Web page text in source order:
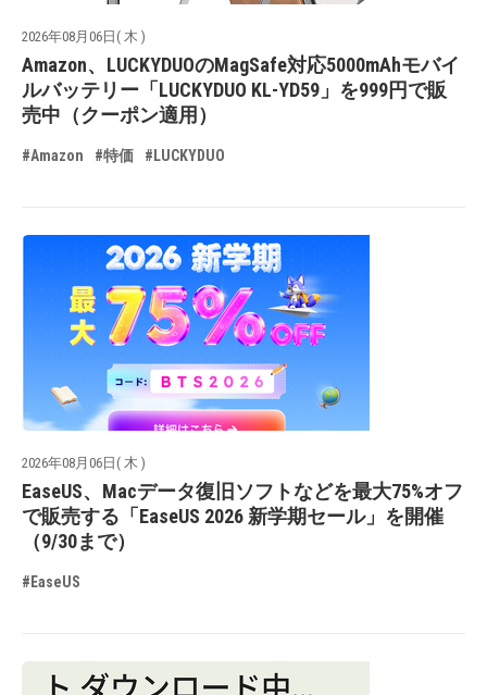
2026年08月06日( 木 )
Amazon、LUCKYDUOのMagSafe対応5000mAhモバイ
ルバッテリー「LUCKYDUO KL-YD59」を999円で販
売中（クーポン適用）
#Amazon #特価 #LUCKYDUO
2026年08月06日( 木 )
EaseUS、Macデータ復旧ソフトなどを最大75%オフ
で販売する「EaseUS 2026 新学期セール」を開催
（9/30まで）
#EaseUS